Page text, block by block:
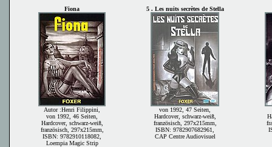
Fiona 5 . Les nuits secrètes de Stella
Autor :Henri Filippini,
von 1992, 46 Seiten,
Hardcover, schwarz-weiß,
französisch, 297x215mm,
ISBN: 9782910118082,
Loempia Magic Strip
von 1992, 47 Seiten,
Hardcover, schwarz-weiß,
französisch, 297x215mm,
ISBN: 9782907682961,
CAP Centre Audiovisuel